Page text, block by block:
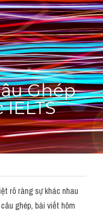
Ghép
rõ ràng sự khác nhau
ghép, bài viết hôm